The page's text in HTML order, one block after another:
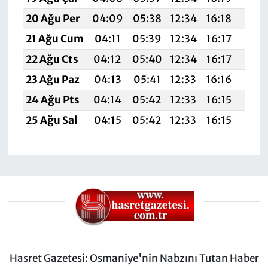
20 Ağu Per
04:09 05:38 12:34 16:18
21 Ağu Cum
04:11 05:39 12:34 16:17
22 Ağu Cts
04:12 05:40 12:34 16:17
23 Ağu Paz
04:13 05:41 12:33 16:16
24 Ağu Pts
04:14 05:42 12:33 16:15
25 Ağu Sal
04:15 05:42 12:33 16:15
Hasret Gazetesi: Osmaniye'nin Nabzını Tutan Haber